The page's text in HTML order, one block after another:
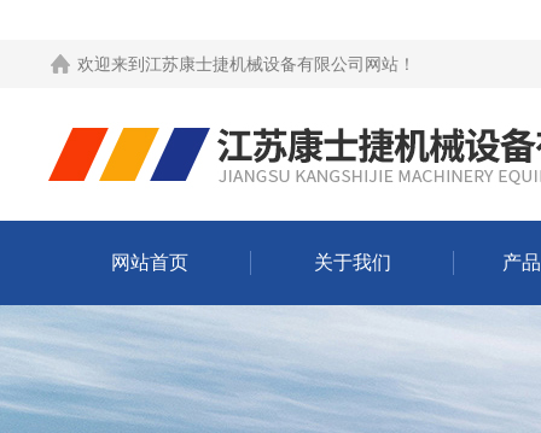
欢迎来到 江苏康士捷机械设备有限公司网站 ！
网站首页 关于我们 产